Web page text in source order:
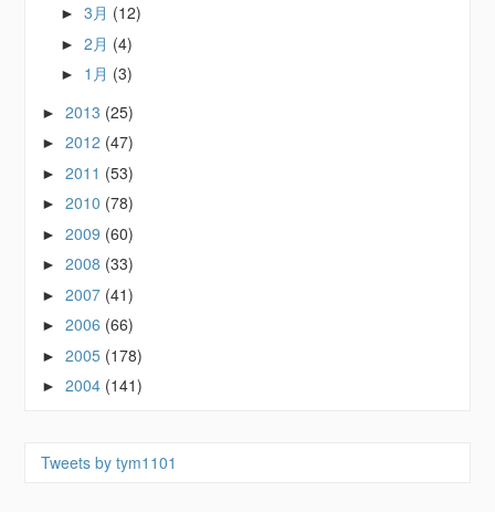
►3月 (12)
►2月 (4)
► 1月 (3)
►2013 (25)
►2012 (47)
►2011 (53)
►2010 (78)
►2009 (60)
►2008 (33)
►2007 (41)
►2006 (66)
►2005 (178)
►2004 (141)
Tweets by tym1101